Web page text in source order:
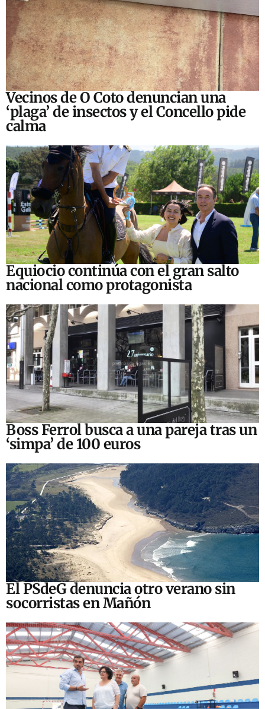
Vecinos de O Coto denuncian una
‘plaga’ de insectos y el Concello pide
calma
Equiocio continúa con el gran salto
nacional como protagonista
Boss Ferrol busca a una pareja tras un
‘simpa’ de 100 euros
El PSdeG denuncia otro verano sin
socorristas en Mañón